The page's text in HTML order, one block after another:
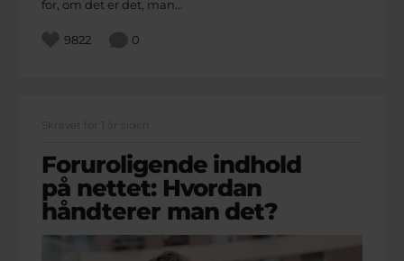
for, om det er det, man...
9822 0
Skrevet for 1 år siden
Foruroligende indhold
på nettet: Hvordan
håndterer man det?